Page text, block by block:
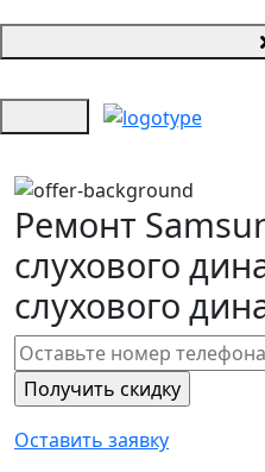
Ремонт
слухового
слухового
Оставить заявку